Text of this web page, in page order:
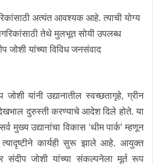
अत्यंत आवश्यक आहे. त्याची योग्य
तेथे मुलभूत सोयी उपलब्ध
जोशी यांच्या विविध जनसंवाद
यांनी उद्यानातील स्वच्छतागृहे, ग्रीन
देखभाल दुरुस्ती करण्याचे आदेश दिले होते. या
मुख्य उद्यानांचा विकास ‘थीम पार्क’ म्हणून
कार्यही सुरू झाले आहे. आयुक्त
संदीप जोशी यांच्या संकल्पनेला मूर्त रूप